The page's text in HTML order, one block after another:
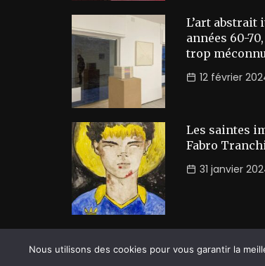
L’art abstrait
années 60-
trop
12 février
Les saintes
Fabro
31 janvier
©2026 Prussian Blue. All Rights
Nous utilisons des cookies pour vous garantir la